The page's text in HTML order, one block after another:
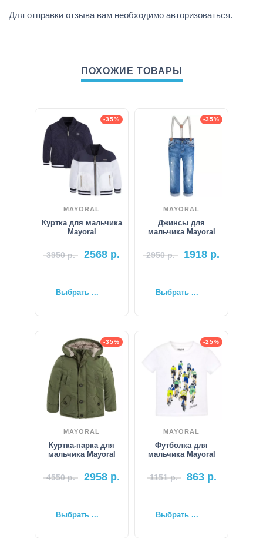
Для отправки отзыва вам необходимо авторизоваться.
ПОХОЖИЕ ТОВАРЫ
-35%
MAYORAL
Куртка для мальчика
Mayoral
3950р. 2568 р.
Выбрать ...
-35%
MAYORAL
Джинсы для
мальчика Mayoral
2950р. 1918 р.
Выбрать ...
-35%
MAYORAL
Куртка-парка для
мальчика Mayoral
4550р. 2958 р.
Выбрать ...
-25%
MAYORAL
Футболка для
мальчика Mayoral
1151р. 863р.
Выбрать ...